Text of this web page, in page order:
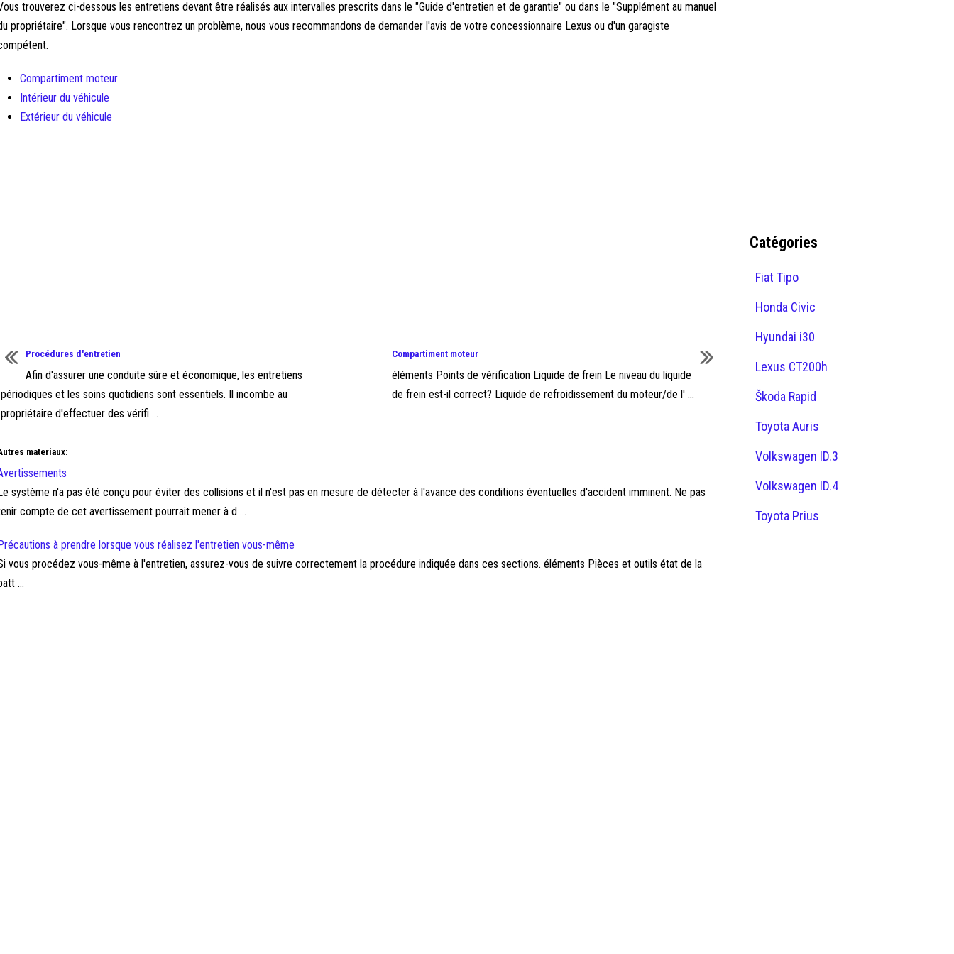
trouverez ci-dessous les entretiens devant être réalisés aux intervalles prescrits dans le "Guide d'entretien et de garantie" ou dans le "Supplément au manuel
propriétaire". Lorsque vous rencontrez un problème, nous vous recommandons de demander l'avis de votre concessionnaire Lexus ou d'un garagiste
Compartiment moteur
Intérieur du véhicule
Extérieur du véhicule
Procédures d'entretien
Afin d'assurer une conduite sûre et économique, les entretiens
périodiques et les soins quotidiens sont essentiels. Il incombe au
propriétaire d'effectuer des vérifi ...
Compartiment moteur
éléments Points de vérification Liquide de frein Le niveau du liquide
de frein est-il correct? Liquide de refroidissement du moteur/de l' ...
materiaux:
système n'a pas été conçu pour éviter des collisions et il n'est pas en mesure de détecter à l'avance des conditions éventuelles d'accident imminent. Ne pas
compte de cet avertissement pourrait mener à d ...
à prendre lorsque vous réalisez l'entretien vous-même
vous procédez vous-même à l'entretien, assurez-vous de suivre correctement la procédure indiquée dans ces sections. éléments Pièces et outils état de la
...
Catégories
Fiat Tipo
Honda Civic
Hyundai i30
Lexus CT200h
Škoda Rapid
Toyota Auris
Volkswagen ID.3
Volkswagen ID.4
Toyota Prius